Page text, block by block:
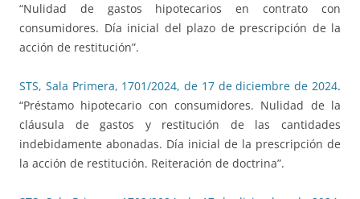
“Nulidad de gastos hipotecarios en contrato con
consumidores. Día inicial del plazo de prescripción de la
acción de restitución”.
STS, Sala Primera, 1701/2024, de 17 de diciembre de 2024.
“Préstamo hipotecario con consumidores. Nulidad de la
cláusula de gastos y restitución de las cantidades
indebidamente abonadas. Día inicial de la prescripción de
la acción de restitución. Reiteración de doctrina”.